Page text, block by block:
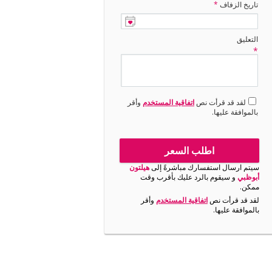
تاريخ الزفاف *
التعليق
*
لقد قد قرأت نصاتفاقية المستخدم وأقر
بالموافقة عليها.
اطلب السعر
سيتم ارسال استفسارك مباشرةً إلىهيلتون
أبوظبي و سيقوم بالرد عليك بأقرب وقت
ممكن.
لقد قد قرأت نصاتفاقية المستخدم وأقر
بالموافقة عليها.